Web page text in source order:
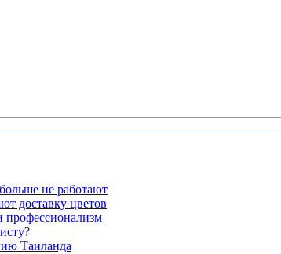
не работают
доставку цветов
профессионализм
Таиланда